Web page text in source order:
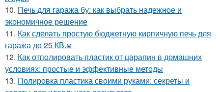
10. Печь для гаража бу: как выбрать надежное и
экономичное решение
11. Как сделать простую бюджетную кирпичную печь для
гаража до 25 КВ.м
12. Как отполировать пластик от царапин в домашних
условиях: простые и эффективные методы
13. Полировка пластика своими руками: секреты и